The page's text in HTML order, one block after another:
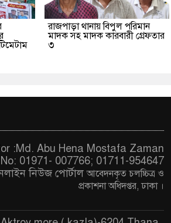
রাজপাড়া থানায় বিপুল পরিমান
মাদক সহ মাদক কারবারী গ্রেফতার
৩
:Md. Abu Hena Mostafa Zaman
01971- 007766; 01711-954647
নিউজ পোর্টালআবেদনকৃত চলচ্চিত্র ও
প্রকাশনা অধিদপ্তর, ঢাকা ।